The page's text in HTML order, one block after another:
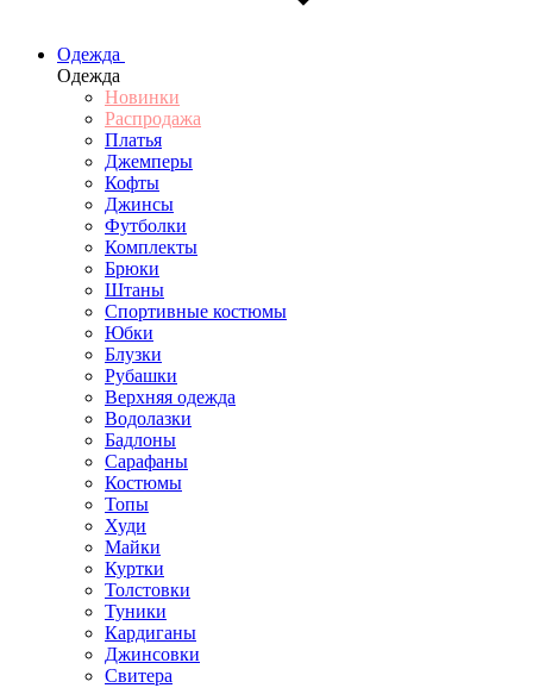
Одежда
Одежда
Новинки
Распродажа
Платья
Джемперы
Кофты
Джинсы
Футболки
Комплекты
Брюки
Штаны
Спортивные костюмы
Юбки
Блузки
Рубашки
Верхняя одежда
Водолазки
Бадлоны
Сарафаны
Костюмы
Топы
Худи
Майки
Куртки
Толстовки
Туники
Кардиганы
Джинсовки
Свитера